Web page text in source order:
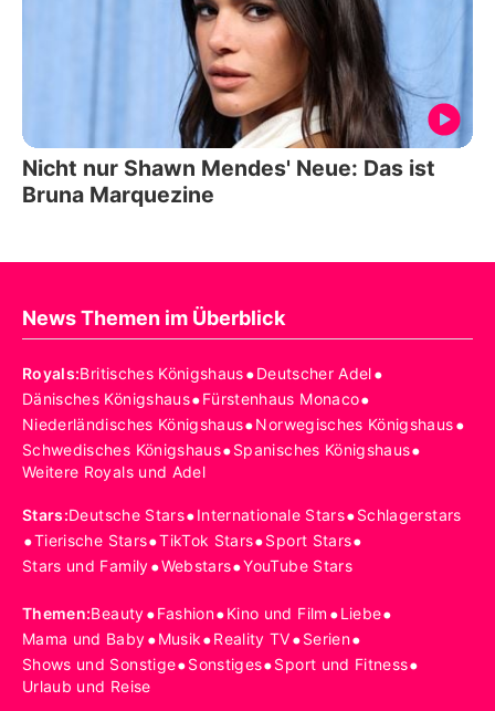
Nicht nur Shawn Mendes' Neue: Das ist
Bruna Marquezine
News Themen im Überblick
Royals:Britisches Königshaus•Deutscher Adel•
Dänisches Königshaus•Fürstenhaus Monaco•
Niederländisches Königshaus•Norwegisches Königshaus•
Schwedisches Königshaus•Spanisches Königshaus•
Weitere Royals und Adel
Stars:Deutsche Stars•Internationale Stars•Schlagerstars
•Tierische Stars•TikTok Stars•Sport Stars•
Stars und Family•Webstars•YouTube Stars
Themen:Beauty•Fashion•Kino und Film •Liebe•
Mama und Baby•Musik•Reality TV•Serien•
Shows und Sonstige•Sonstiges•Sport und Fitness•
Urlaub und Reise